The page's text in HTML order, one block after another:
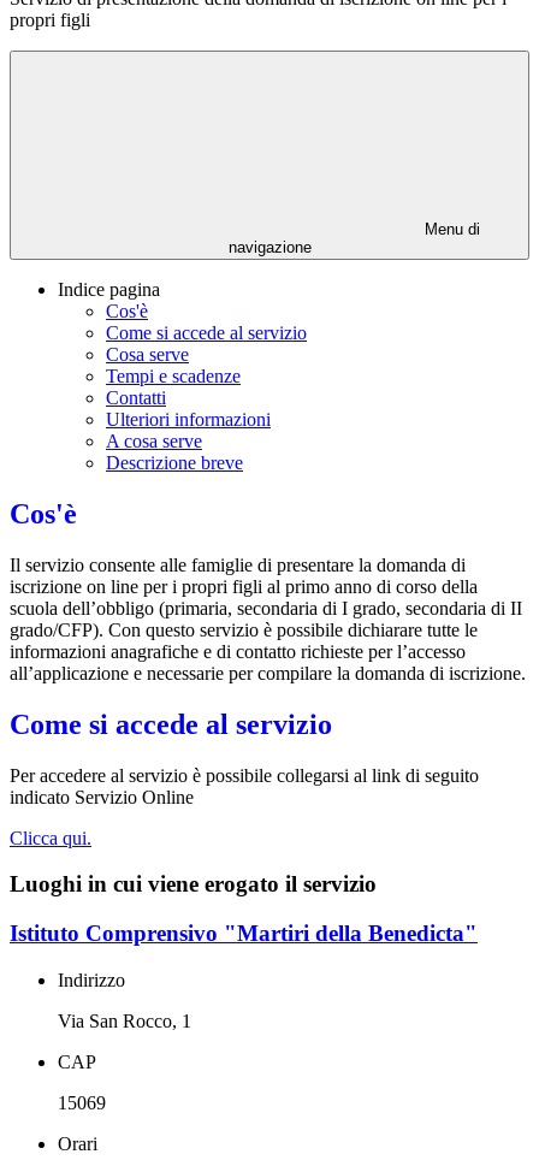
propri figli
Menu di
navigazione
Indice pagina
Cos'è
Come si accede al servizio
Cosa serve
Tempi e scadenze
Contatti
Ulteriori informazioni
A cosa serve
Descrizione breve
Cos'è
Il servizio consente alle famiglie di presentare la domanda di
iscrizione on line per i propri figli al primo anno di corso della
scuola dell’obbligo (primaria, secondaria di I grado, secondaria di II
grado/CFP). Con questo servizio è possibile dichiarare tutte le
informazioni anagrafiche e di contatto richieste per l’accesso
all’applicazione e necessarie per compilare la domanda di iscrizione.
Come si accede al servizio
Per accedere al servizio è possibile collegarsi al link di seguito
indicato Servizio Online
Clicca qui.
Luoghi in cui viene erogato il servizio
Istituto Comprensivo "Martiri della Benedicta"
Indirizzo
Via San Rocco, 1
CAP
15069
Orari